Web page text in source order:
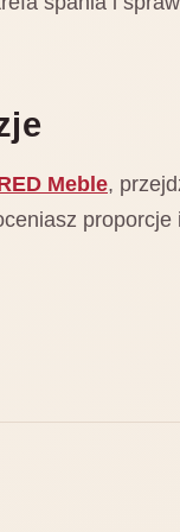
Meble,
proporcje i